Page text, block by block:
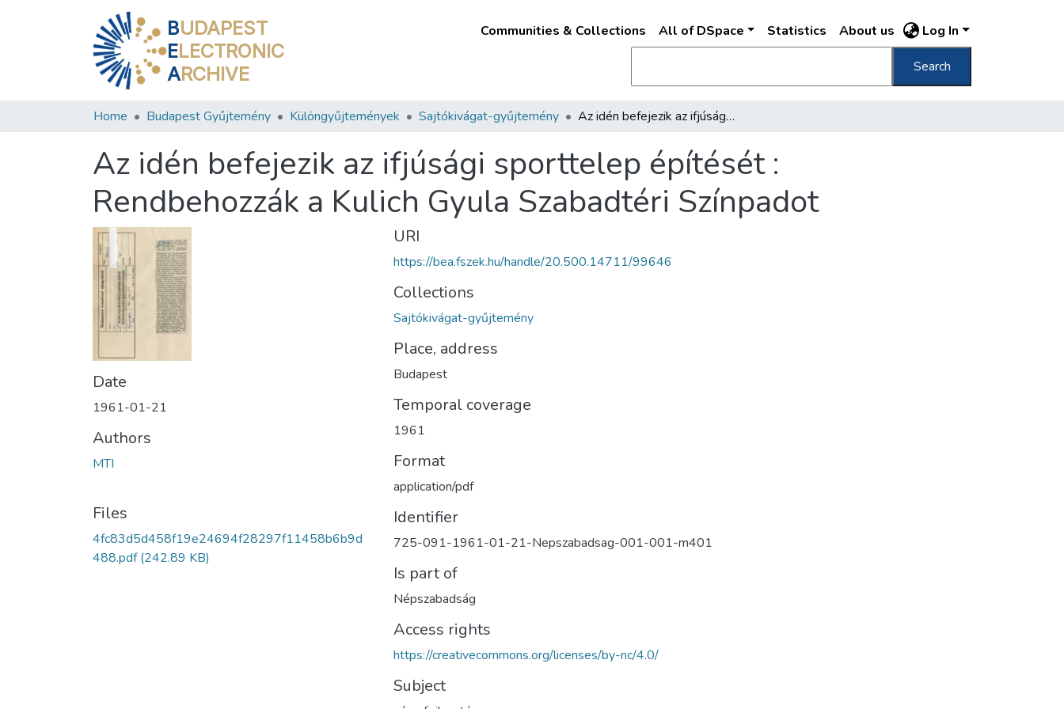
BUDAPEST
ELECTRONIC
ARCHIVE
Communities & Collections All of DSpace Statistics About us Log In
Search
Home Budapest Gyűjtemény Különgyűjtemények Sajtókivágat-gyűjtemény Az idén befejezik az ifjúsági sporttelep építését : Rendbehozzák a Kulich Gyula Szabadtéri Színpadot
Az idén befejezik az ifjúsági sporttelep építését :
Rendbehozzák a Kulich Gyula Szabadtéri Színpadot
Date
1961-01-21
Authors
MTI
Files
4fc83d5d458f19e24694f28297f11458b6b9d
488.pdf(242.89 KB)
URI
https://bea.fszek.hu/handle/20.500.14711/99646
Collections
Sajtókivágat-gyűjtemény
Place, address
Budapest
Temporal coverage
1961
Format
application/pdf
Identifier
725-091-1961-01-21-Nepszabadsag-001-001-m401
Is part of
Népszabadság
Access rights
https://creativecommons.org/licenses/by-nc/4.0/
Subject